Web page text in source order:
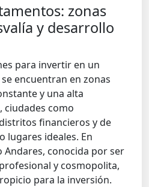
zonas
y desarrollo
para invertir en un
se encuentran en zonas
y una alta
ciudades como
financieros y de
lugares ideales. En
Andares, conocida por ser
y cosmopolita,
para la inversión.